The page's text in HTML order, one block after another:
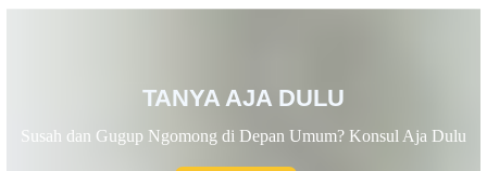
TANYA AJA DULU
Susah dan Gugup Ngomong di Depan Umum? Konsul Aja Dulu